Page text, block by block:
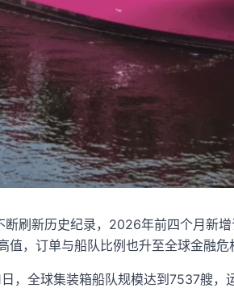
刷新历史纪录，2026年前四个月新
，订单与船队比例也升至全球金融危
，全球集装箱船队规模达到7537艘，